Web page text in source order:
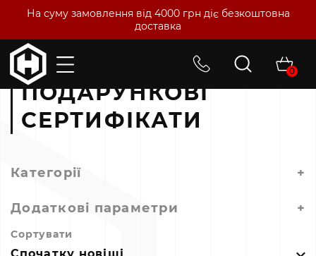
На суму замовлення від 4000 грн діє безкоштовна
доставка
0
Головна Подарункові Сертифікати
ПОДАРУНКОВІ
СЕРТИФІКАТИ
Категорії +
Додаткові параметри +
Сортувати